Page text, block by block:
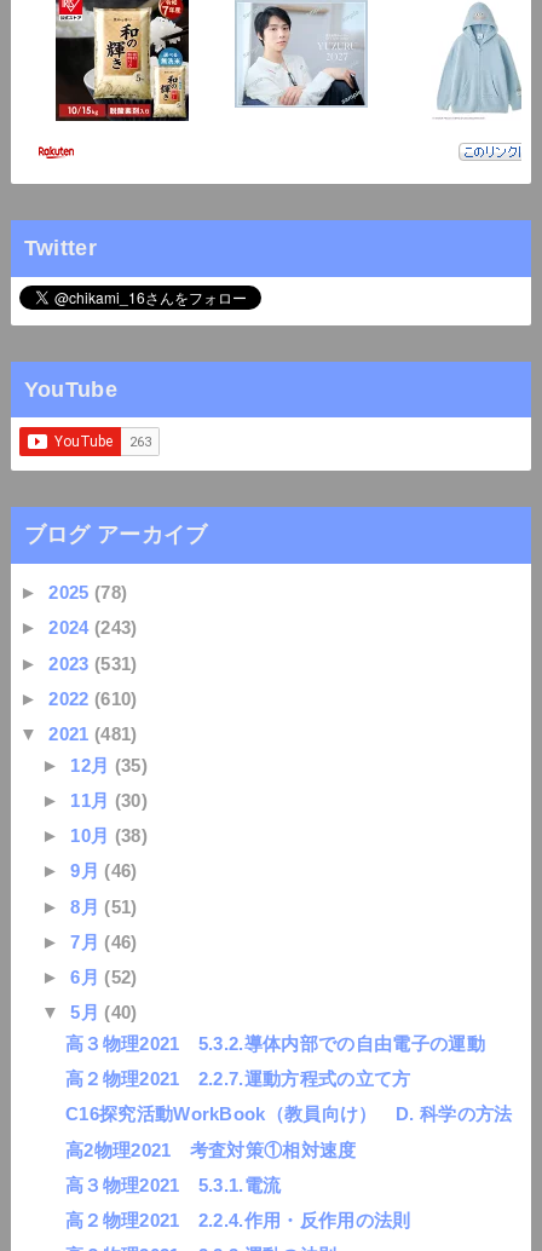
Twitter
YouTube
ブログ アーカイブ
►2025 (78)
►2024 (243)
►2023 (531)
►2022 (610)
▼2021 (481)
► 12月 (35)
► 11月 (30)
► 10月 (38)
►9月 (46)
►8月 (51)
►7月 (46)
►6月 (52)
▼5月 (40)
高３物理2021 5.3.2.導体内部での自由電子の運動
高２物理2021 2.2.7.運動方程式の立て方
C16探究活動WorkBook（教員向け） D. 科学の方法
高2物理2021 考査対策①相対速度
高３物理2021 5.3.1.電流
高２物理2021 2.2.4.作用・反作用の法則